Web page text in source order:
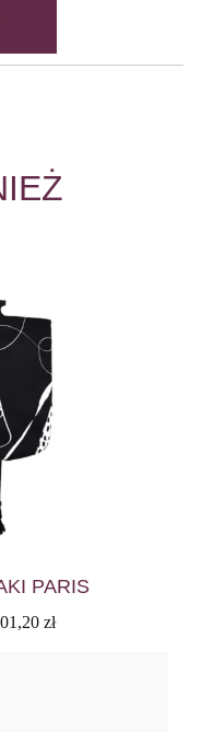
PARIS
zł